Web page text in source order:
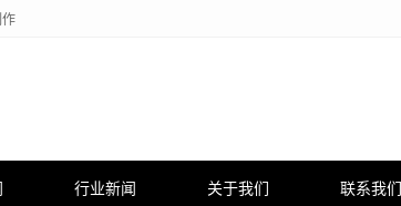
行业新闻 关于我们 联系我们